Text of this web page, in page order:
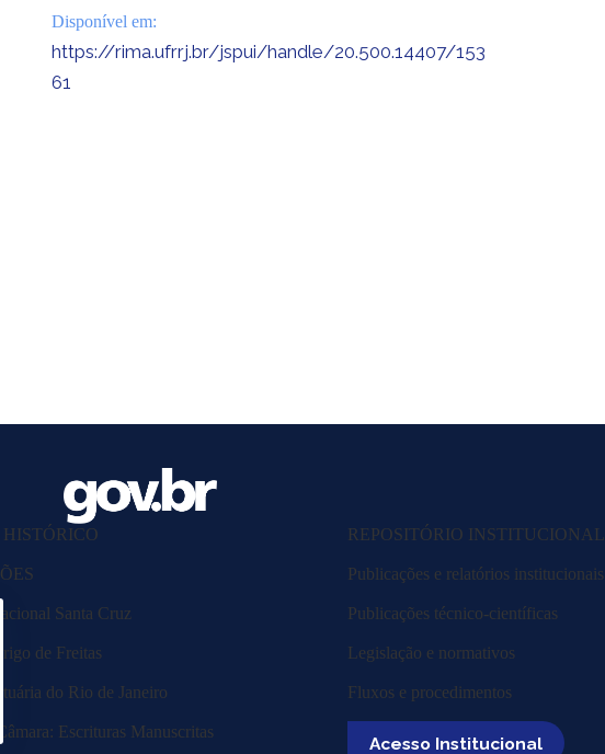
Disponível em:
https://rima.ufrrj.br/jspui/handle/20.500.14407/153
61
Santa Cruz
de Freitas
do Rio de Janeiro
Escrituras Manuscritas
REPOSITÓRIO INSTITUCIONAL
Publicações e relatórios institucionais
Publicações técnico-científicas
Legislação e normativos
Fluxos e procedimentos
Acesso Institucional